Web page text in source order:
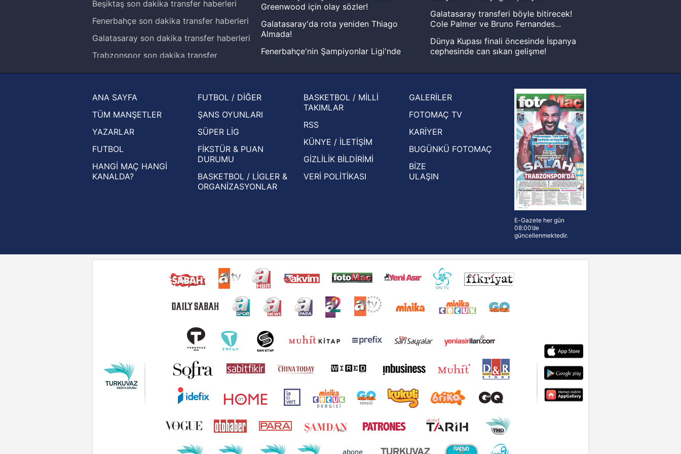
Beşiktaş son dakika transfer haberleri
Fenerbahçe son dakika transfer haberleri
Galatasaray son dakika transfer haberleri
Trabzonspor son dakika transfer
Ziraat Türkiye Kupası haberleri
UEFA Şampiyonlar Ligi haberleri
UEFA Avrupa Ligi haberleri
UEFA Konferans Ligi haberleri
Greenwood için olay sözler!
Galatasaray'da rota yeniden Thiago
Almada!
Fenerbahçe'nin Şampiyonlar Ligi'nde
Zabrze'yi elerlerse...
basından gündem olan manşetler!
Beşiktaş'ın UEFA Avrupa Ligi'nde 3. Ön
Eleme Turu muhtemel rakipleri belli oldu!
Galatasaray transferi böyle bitirecek!
Cole Palmer ve Bruno Fernandes...
Dünya Kupası finali öncesinde İspanya
cephesinde can sıkan gelişme!
Hernan Crespo, Meksika Ligi
ekiplerinden Atlas'ın yeni teknik direktörü
oldu
ANA SAYFA
TÜM MANŞETLER
YAZARLAR
FUTBOL
HANGİ MAÇ HANGİ
KANALDA?
FUTBOL / DİĞER
ŞANS OYUNLARI
SÜPER LİG
FİKSTÜR & PUAN
DURUMU
BASKETBOL / LİGLER &
ORGANİZASYONLAR
BASKETBOL / MİLLİ
TAKIMLAR
RSS
KÜNYE / İLETİŞİM
GİZLİLİK BİLDİRİMİ
VERİ POLİTİKASI
GALERİLER
FOTOMAÇ TV
KARİYER
BUGÜNKÜ FOTOMAÇ
BİZE
ULAŞIN
E-Gazete her gün
08:00’de
güncellenmektedir.